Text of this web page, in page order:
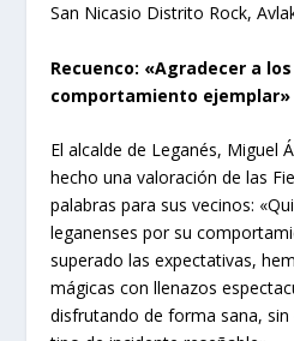
San Nicasio Distrito Rock,
Recuenco: «Agradecer a
comportamiento ejemplar»
El alcalde de Leganés, Miguel
hecho una valoración de las
palabras para sus vecinos:
leganenses por su
superado las expectativas,
mágicas con llenazos
disfrutando de forma sana,